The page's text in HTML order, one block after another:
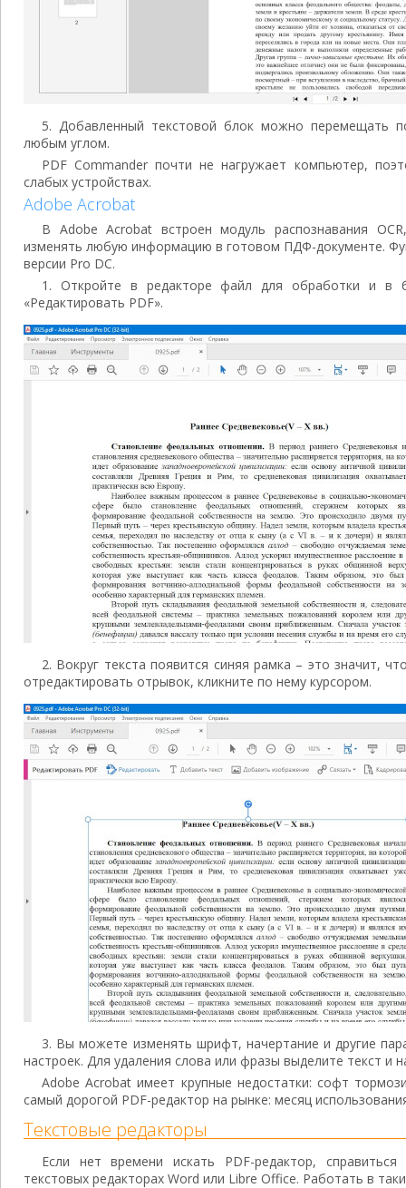
5. Добавленный текстовой блок можно перемещать
любым углом.
PDF Commander почти не нагружает компьютер,
слабых устройствах.
Adobe Acrobat
В Adobe Acrobat встроен модуль распознавания
изменять любую информацию в готовом ПДФ-документе.
версии Pro DC.
1. Откройте в редакторе файл для обработки и в
«Редактировать PDF».
2. Вокруг текста появится синяя рамка – это значит,
отредактировать отрывок, кликните по нему курсором.
3. Вы можете изменять шрифт, начертание и другие
настроек. Для удаления слова или фразы выделите текст и
Adobe Acrobat имеет крупные недостатки: софт
самый дорогой PDF-редактор на рынке: месяц
Текстовые редакторы
Если нет времени искать PDF-редактор,
текстовых редакторах Word или Libre Office. Работать в